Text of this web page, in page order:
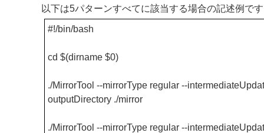
以下は5パターンすべてに該当する場合の記述例で
#!/bin/bash
cd $(dirname $0)
./MirrorTool --mirrorType regular --
outputDirectory ./mirror
./MirrorTool --mirrorType regular --